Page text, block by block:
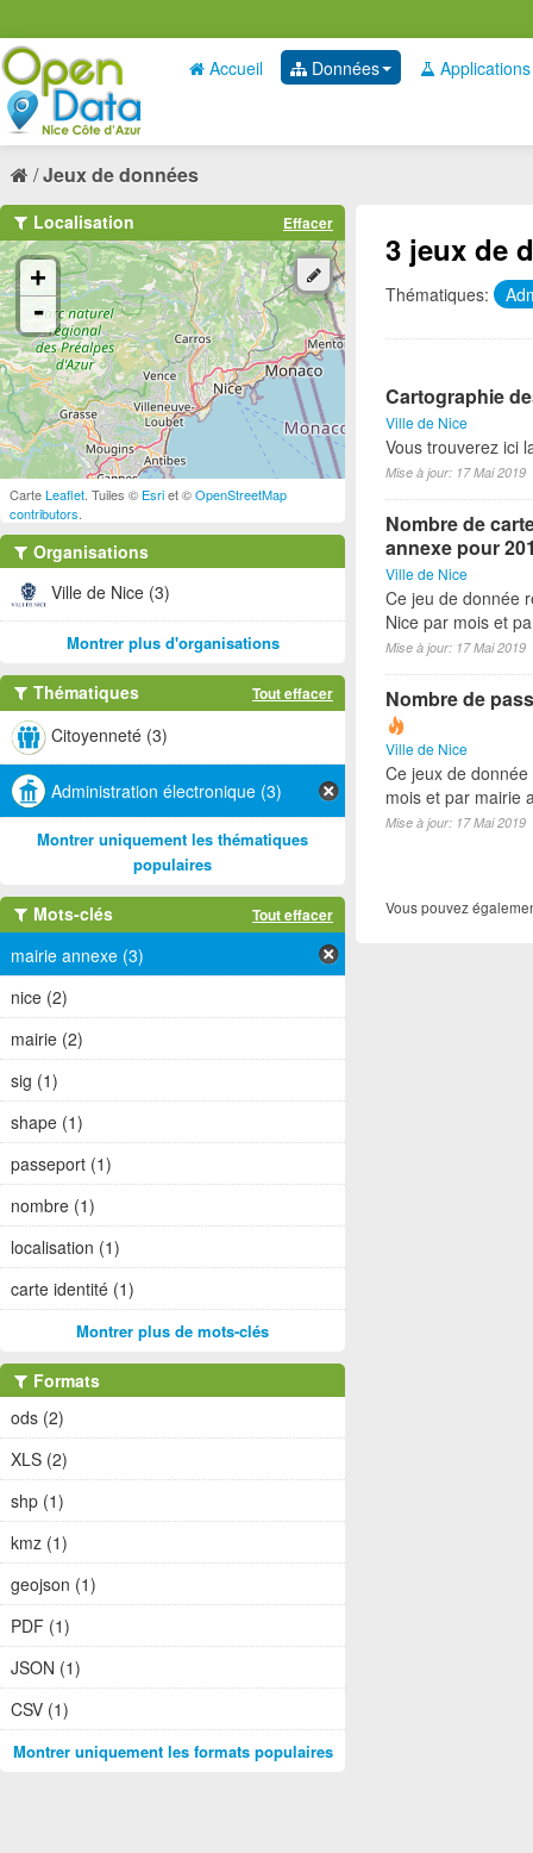
Accueil Données Applications
Jeux de données
3 jeux de
Thématiques:
Cartographie
Ville de Nice
Vous trouverez ici
Mise à jour: 17 Mai 2019
Nombre de
annexe pour
Ville de Nice
Ce jeu de donnée
Nice par mois et
Mise à jour: 17 Mai 2019
Nombre de
Ville de Nice
Ce jeux de
mois et par mairie
Mise à jour: 17 Mai 2019
Vous pouvez
Localisation Effacer
+
-
CarteLeaflet . Tuiles © Esriet ©OpenStreetMap
contributors
Organisations
Ville de Nice (3)
Montrer plus d'organisations
Thématiques Tout effacer
Citoyenneté (3)
Administration électronique (3)
Montrer uniquement les thématiques
populaires
Mots-clés Tout effacer
mairie annexe (3)
nice (2)
mairie (2)
sig (1)
shape (1)
passeport (1)
nombre (1)
localisation (1)
carte identité (1)
Montrer plus de mots-clés
Formats
ods (2)
XLS (2)
shp (1)
kmz (1)
geojson (1)
PDF (1)
JSON (1)
CSV (1)
Montrer uniquement les formats populaires